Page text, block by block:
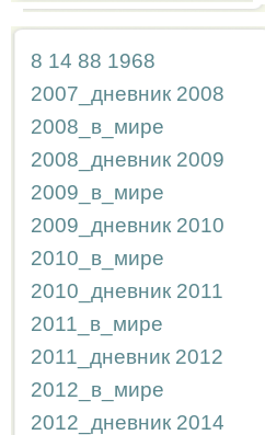
8 14 88 1968
2007_дневник 2008
2008_в_мире
2008_дневник 2009
2009_в_мире
2009_дневник 2010
2010_в_мире
2010_дневник 2011
2011_в_мире
2011_дневник 2012
2012_в_мире
2012_дневник 2014